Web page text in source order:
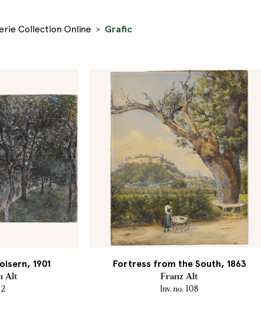
Collection Online Grafic
1901
Alt
Fortress from the South, 1863
Franz Alt
Inv. no. 108